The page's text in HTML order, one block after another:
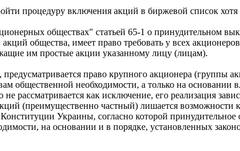
процедуру включения акций в биржевой список
обществах" статьей 65-1 о принудительном
общества, имеет право требовать у всех
им простые акции указанному лицу (лицам).
право крупного акционера
общественной необходимости, а только на основании
рассматривается как исключение, его реализация
(преимущественно частный) лишается возможности
Украины, согласно которой
на основании и в порядке, установленных